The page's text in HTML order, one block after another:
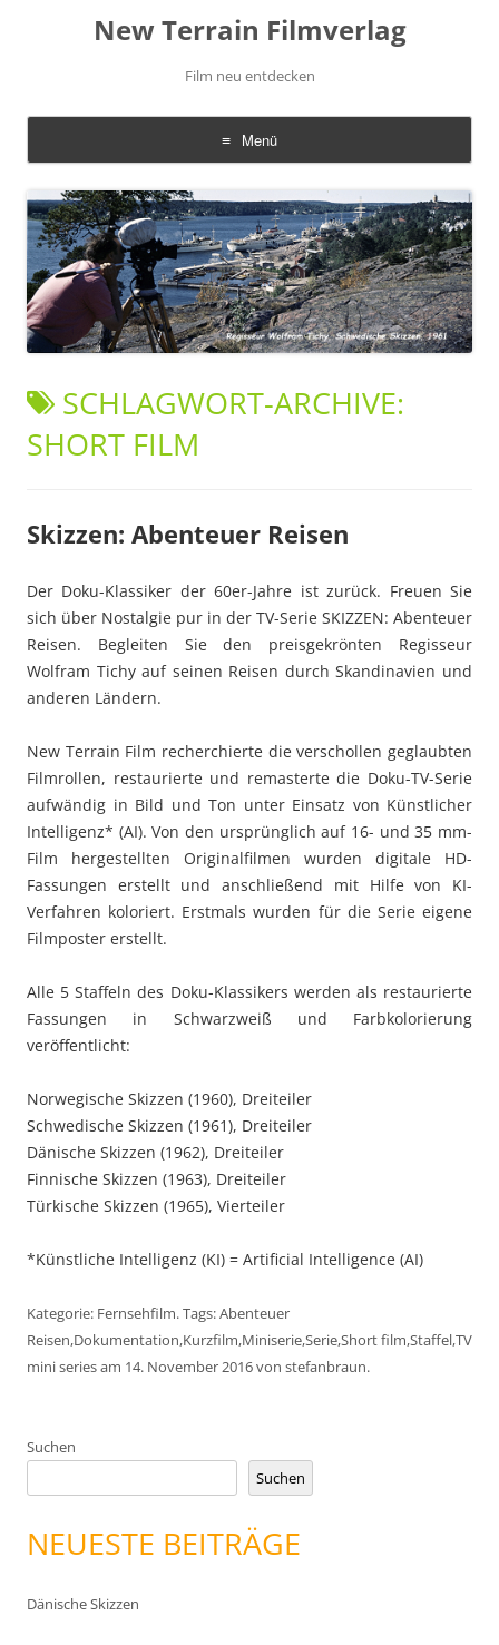
New Terrain Filmverlag
Film neu entdecken
Menü
Zum
Inhalt
springen
SCHLAGWORT-ARCHIVE:
SHORT FILM
Skizzen: Abenteuer Reisen
Der Doku-Klassiker der 60er-Jahre ist zurück. Freuen Sie
sich über Nostalgie pur in der TV-Serie SKIZZEN: Abenteuer
Reisen. Begleiten Sie den preisgekrönten Regisseur
Wolfram Tichy auf seinen Reisen durch Skandinavien und
anderen Ländern.
New Terrain Film recherchierte die verschollen geglaubten
Filmrollen, restaurierte und remasterte die Doku-TV-Serie
aufwändig in Bild und Ton unter Einsatz von Künstlicher
Intelligenz* (AI). Von den ursprünglich auf 16- und 35 mm-
Film hergestellten Originalfilmen wurden digitale HD-
Fassungen erstellt und anschließend mit Hilfe von KI-
Verfahren koloriert. Erstmals wurden für die Serie eigene
Filmposter erstellt.
Alle 5 Staffeln des Doku-Klassikers werden als restaurierte
Fassungen in Schwarzweiß und Farbkolorierung
veröffentlicht:
Norwegische Skizzen (1960), Dreiteiler
Schwedische Skizzen (1961), Dreiteiler
Dänische Skizzen (1962), Dreiteiler
Finnische Skizzen (1963), Dreiteiler
Türkische Skizzen (1965), Vierteiler
*Künstliche Intelligenz (KI) = Artificial Intelligence (AI)
Kategorie: Fernsehfilm. Tags:Abenteuer
Reisen,Dokumentation,Kurzfilm,Miniserie,Serie,Short film,Staffel,TV
mini seriesam 14. November 2016von stefanbraun.
Suchen
Suchen
NEUESTE BEITRÄGE
Dänische Skizzen